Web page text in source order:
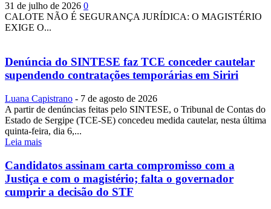
31 de julho de 2026 0
CALOTE NÃO É SEGURANÇA JURÍDICA: O MAGISTÉRIO
EXIGE O...
Denúncia do SINTESE faz TCE conceder cautelar
supendendo contratações temporárias em Siriri
Luana Capistrano - 7 de agosto de 2026
A partir de denúncias feitas pelo SINTESE, o Tribunal de Contas do
Estado de Sergipe (TCE-SE) concedeu medida cautelar, nesta última
quinta-feira, dia 6,...
Leia mais
Candidatos assinam carta compromisso com a
Justiça e com o magistério; falta o governador
cumprir a decisão do STF